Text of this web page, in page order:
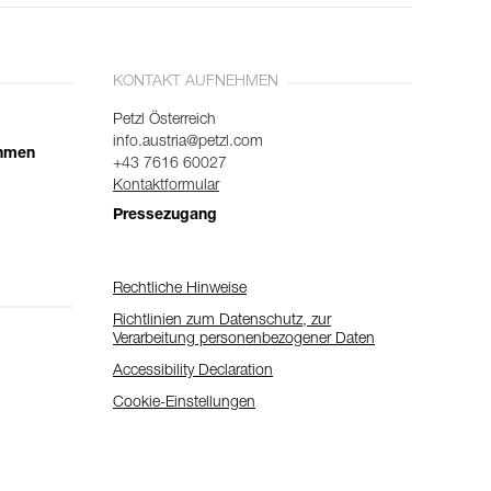
KONTAKT AUFNEHMEN
Petzl Österreich
info.austria@petzl.com
+43 7616 60027
Kontaktformular
Pressezugang
Rechtliche Hinweise
Richtlinien zum Datenschutz, zur
Verarbeitung personenbezogener Daten
Accessibility Declaration
Cookie-Einstellungen